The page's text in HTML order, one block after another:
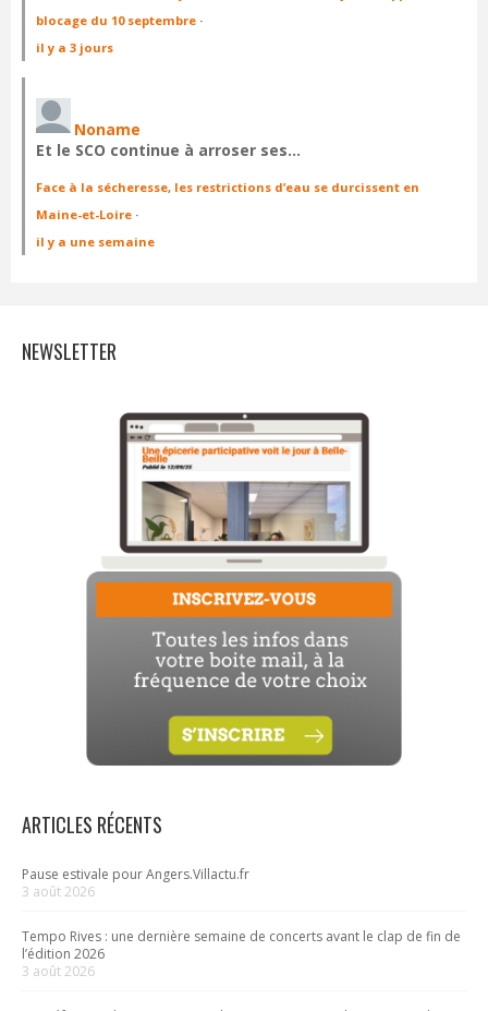
blocage du 10 septembre ·
il y a 3 jours
Noname
Et le SCO continue à arroser ses…
Face à la sécheresse, les restrictions d’eau se durcissent en
Maine-et-Loire ·
il y a une semaine
NEWSLETTER
ARTICLES RÉCENTS
Pause estivale pour Angers.Villactu.fr
3 août 2026
Tempo Rives : une dernière semaine de concerts avant le clap de fin de
l’édition 2026
3 août 2026